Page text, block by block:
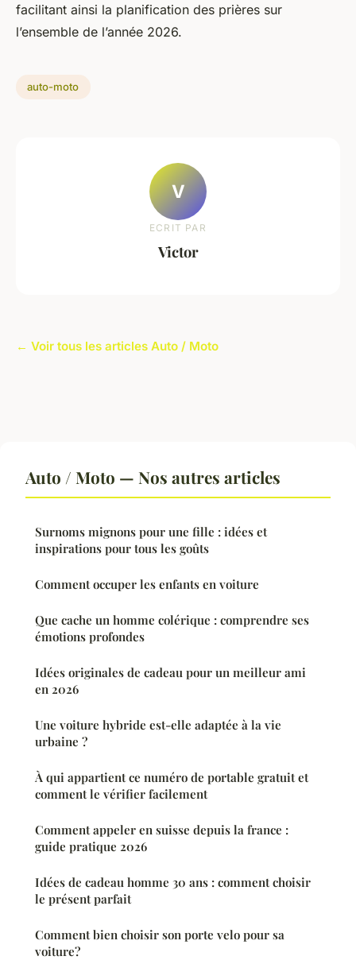
facilitant ainsi la planification des prières sur
l’ensemble de l’année 2026.
auto-moto
V
ECRIT PAR
Victor
← Voir tous les articles Auto / Moto
Auto / Moto — Nos autres articles
Surnoms mignons pour une fille : idées et
inspirations pour tous les goûts
Comment occuper les enfants en voiture
Que cache un homme colérique : comprendre ses
émotions profondes
Idées originales de cadeau pour un meilleur ami
en 2026
Une voiture hybride est-elle adaptée à la vie
urbaine ?
À qui appartient ce numéro de portable gratuit et
comment le vérifier facilement
Comment appeler en suisse depuis la france :
guide pratique 2026
Idées de cadeau homme 30 ans : comment choisir
le présent parfait
Comment bien choisir son porte velo pour sa
voiture?